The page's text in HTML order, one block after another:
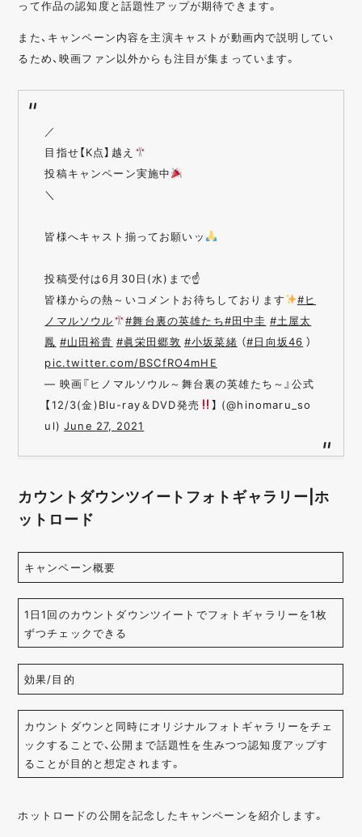
って作品の認知度と話題性アップが期待できます。
また、キャンペーン内容を主演キャストが動画内で説明してい
るため、映画ファン以外からも注目が集まっています。
／
目指せ【K点】越え
投稿キャンペーン実施中
＼
皆様へキャスト揃ってお願いッ
投稿受付は6月30日(水)まで☝️
皆様からの熱～いコメントお待ちしております
#ヒ
ノマルソウル
#舞台裏の英雄たち#田中圭 #土屋太
鳳 #山田裕貴 #眞栄田郷敦 #小坂菜緒 （#日向坂46 ）
pic.twitter.com/BSCfRO4mHE
— 映画『ヒノマルソウル～舞台裏の英雄たち～』公式
【12/3(金)Blu-ray＆DVD発売
】 (@hinomaru_so
ul)June 27, 2021
カウントダウンツイートフォトギャラリー|ホ
ットロード
キャンペーン概要
1日1回のカウントダウンツイートでフォトギャラリーを1枚
ずつチェックできる
効果/目的
カウントダウンと同時にオリジナルフォトギャラリーをチェ
ックすることで、公開まで話題性を生みつつ認知度アップす
ることが目的と想定されます。
ホットロードの公開を記念したキャンペーンを紹介します。